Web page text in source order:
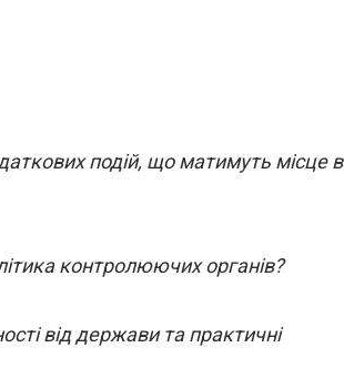
подій, що матимуть місце в
контролюючих органів?
від держави та практичні